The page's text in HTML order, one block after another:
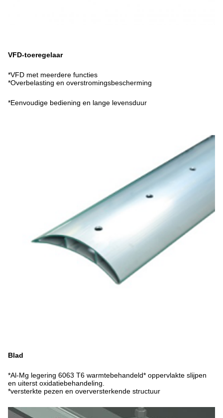
VFD-toeregelaar
*VFD met meerdere functies
*Overbelasting en overstromingsbescherming
*Eenvoudige bediening en lange levensduur
Blad
*Al-Mg legering 6063 T6 warmtebehandeld* oppervlakte slijpen
en uiterst oxidatiebehandeling.
*versterkte pezen en overversterkende structuur